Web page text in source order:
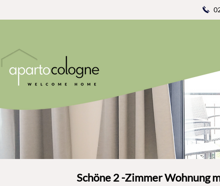
Schöne 2 -Zimmer Wohnung